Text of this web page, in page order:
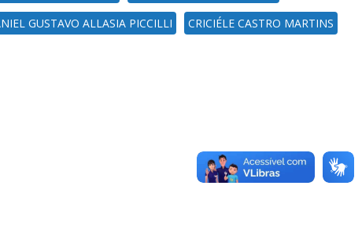
GUSTAVO ALLASIA PICCILLI CRICIÉLE CASTRO MARTINS